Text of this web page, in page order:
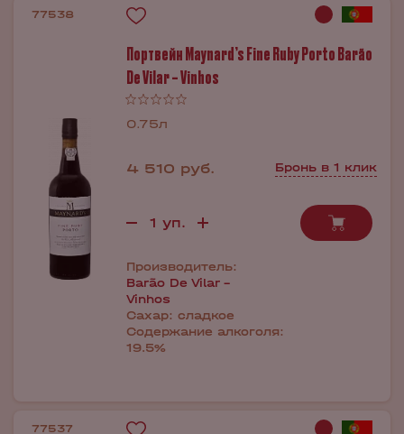
77538
Портвейн Maynard’s Fine Ruby Porto Barão
De Vilar – Vinhos
0.75л
4 510 руб. Бронь в 1 клик
Производитель:
Barão De Vilar -
Vinhos
Сахар: сладкое
Содержание алкоголя:
19.5%
77537